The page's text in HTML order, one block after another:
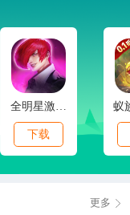
全明星激斗(内置0.1折新春版)
下载
更多